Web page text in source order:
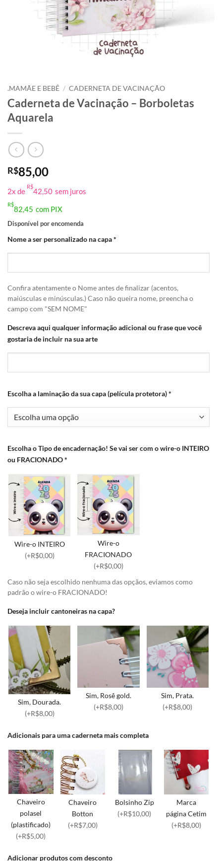
.MAMÃE E BEBÊ / CADERNETA DE VACINAÇÃO
Caderneta de Vacinação – Borboletas
Aquarela
R$85,00
2x de
R$
42,50 sem juros
R$
82,45 com PIX
Disponível por encomenda
Nome a ser personalizado na capa*
Confira atentamente o Nome antes de finalizar (acentos,
maiúsculas e minúsculas.) Caso não queira nome, preencha o
campo com "SEM NOME"
Descreva aqui qualquer informação adicional ou frase que você
gostaria de incluir na sua arte
Escolha a laminação da sua capa (película protetora)*
Escolha o Tipo de encadernação! Se vai ser com o wire-o INTEIRO
ou FRACIONADO*
Wire-o INTEIRO
(+R$0,00)
Wire-o
FRACIONADO
(+R$0,00)
Caso não seja escolhido nenhuma das opçãos, eviamos como
padrão o wire-o FRACIONADO!
Deseja incluir cantoneiras na capa?
Sim, Dourada.
(+R$8,00)
Sim, Rosê gold.
(+R$8,00)
Sim, Prata.
(+R$8,00)
Adicionais para uma caderneta mais completa
Chaveiro
polasel
(plastificado)
(+R$5,00)
Chaveiro
Botton
(+R$7,00)
Bolsinho Zip
(+R$10,00)
Marca
página Cetim
(+R$8,00)
Adicionar produtos com desconto